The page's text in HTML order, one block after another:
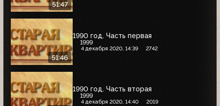
51:47
51:46
1990 год. Часть первая
1999
4 декабря 2020, 14:39 2742
1990 год. Часть вторая
1999
4 декабря 2020, 14:40 2019